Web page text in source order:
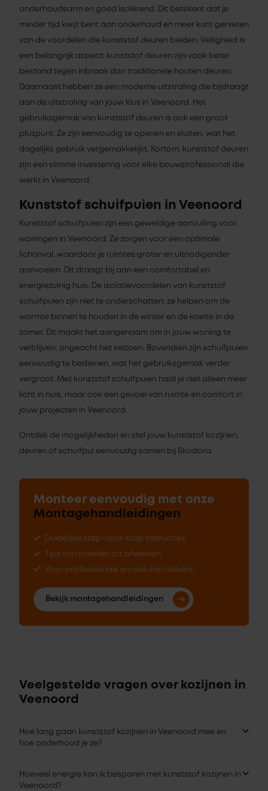
onderhoudsarm en goed isolerend. Dit betekent dat je
minder tijd kwijt bent aan onderhoud en meer kunt genieten
van de voordelen die kunststof deuren bieden. Veiligheid is
een belangrijk aspect; kunststof deuren zijn vaak beter
bestand tegen inbraak dan traditionele houten deuren.
Daarnaast hebben ze een moderne uitstraling die bijdraagt
aan de uitstraling van jouw klus in Veenoord. Het
gebruiksgemak van kunststof deuren is ook een groot
pluspunt. Ze zijn eenvoudig te openen en sluiten, wat het
dagelijks gebruik vergemakkelijkt. Kortom, kunststof deuren
zijn een slimme investering voor elke bouwprofessional die
werkt in Veenoord.
Kunststof schuifpuien in Veenoord
Kunststof schuifpuien zijn een geweldige aanvulling voor
woningen in Veenoord. Ze zorgen voor een optimale
lichtinval, waardoor je ruimtes groter en uitnodigender
aanvoelen. Dit draagt bij aan een comfortabel en
energiezuinig huis. De isolatievoordelen van kunststof
schuifpuien zijn niet te onderschatten; ze helpen om de
warmte binnen te houden in de winter en de koelte in de
zomer. Dit maakt het aangenaam om in jouw woning te
verblijven, ongeacht het seizoen. Bovendien zijn schuifpuien
eenvoudig te bedienen, wat het gebruiksgemak verder
vergroot. Met kunststof schuifpuien haal je niet alleen meer
licht in huis, maar ook een gevoel van ruimte en comfort in
jouw projecten in Veenoord.
Ontdek de mogelijkheden en stel jouw kunststof kozijnen,
deuren of schuifpui eenvoudig samen bij Skodora.
Monteer eenvoudig met onze
Montagehandleidingen
Duidelijke stap-voor-stap instructies
Tips van inmeten tot afwerken
Voor professionals en doe-het-zelvers
Bekijk montagehandleidingen
Veelgestelde vragen over kozijnen in
Veenoord
Hoe lang gaan kunststof kozijnen in Veenoord mee en
hoe onderhoud je ze?
Hoeveel energie kan ik besparen met kunststof kozijnen in
Veenoord?